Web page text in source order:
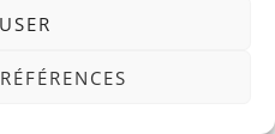
DE MON LIVRE